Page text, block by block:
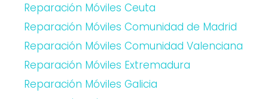
Reparación Móviles Ceuta
Reparación Móviles Comunidad de Madrid
Reparación Móviles Comunidad Valenciana
Reparación Móviles Extremadura
Reparación Móviles Galicia